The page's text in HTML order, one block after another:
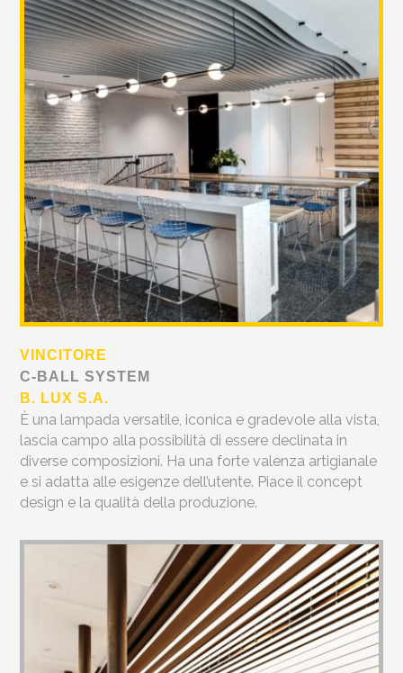
VINCITORE
C-BALL SYSTEM
B. LUX S.A.
È una lampada versatile, iconica e gradevole alla vista,
lascia campo alla possibilità di essere declinata in
diverse composizioni. Ha una forte valenza artigianale
e si adatta alle esigenze dell’utente. Piace il concept
design e la qualità della produzione.